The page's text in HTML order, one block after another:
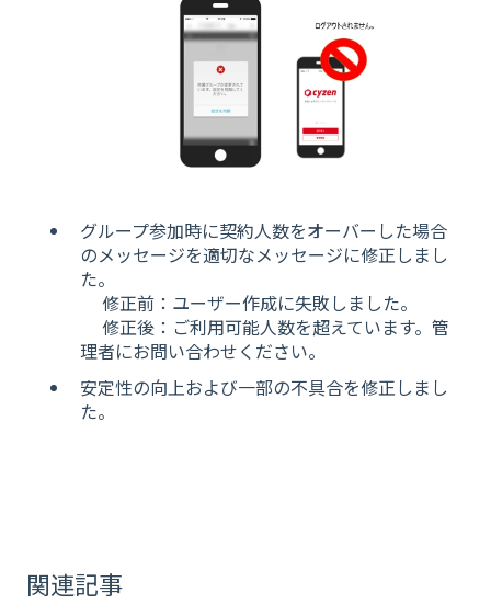
グループ参加時に契約人数をオーバーした場合
のメッセージを適切なメッセージに修正しまし
た。
修正前：ユーザー作成に失敗しました。
修正後：ご利用可能人数を超えています。管
理者にお問い合わせください。
安定性の向上および一部の不具合を修正しまし
た。
関連記事